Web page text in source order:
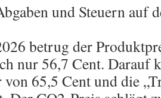
und Steuern auf
betrug der
nur 56,7 Cent. Darauf
65,5 Cent und die